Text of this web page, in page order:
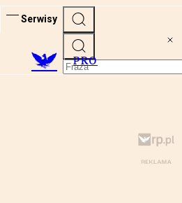
Serwisy
PRO